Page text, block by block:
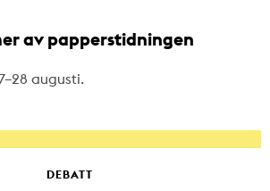
av papperstidningen
augusti.
DEBATT